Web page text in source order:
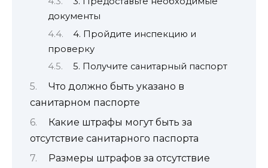
документы
4. Пройдите инспекцию и
проверку
5. Получите санитарный паспорт
Что должно быть указано в
санитарном паспорте
Какие штрафы могут быть за
отсутствие санитарного паспорта
Размеры штрафов за отсутствие